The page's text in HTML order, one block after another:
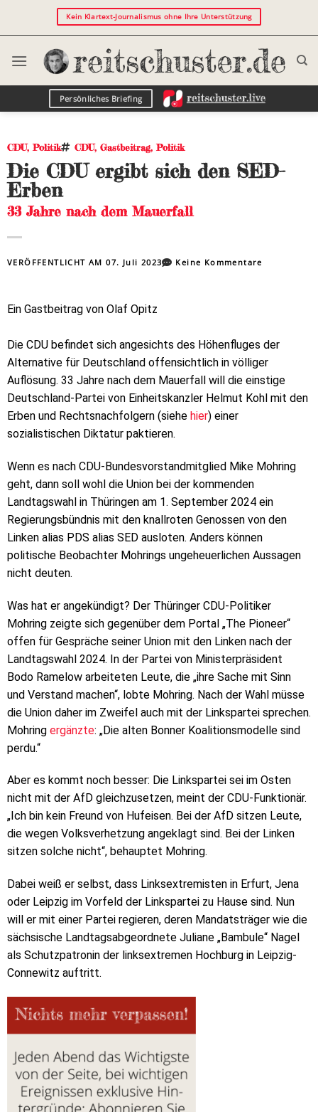
Kein Klartext-Journalismus ohne Ihre Unterstützung
Persönliches Briefing
CDU,Politik CDU, Gastbeitrag,Politik
Die CDU ergibt sich den SED-
Erben
33 Jahre nach dem Mauerfall
VERÖFFENTLICHT AM07. Juli 2023 Keine Kommentare
Ein Gastbeitrag von Olaf Opitz
Die CDU befindet sich angesichts des Höhenfluges der
Alternative für Deutschland offensichtlich in völliger
Auflösung. 33 Jahre nach dem Mauerfall will die einstige
Deutschland-Partei von Einheitskanzler Helmut Kohl mit den
Erben und Rechtsnachfolgern (siehe hier) einer
sozialistischen Diktatur paktieren.
Wenn es nach CDU-Bundesvorstandmitglied Mike Mohring
geht, dann soll wohl die Union bei der kommenden
Landtagswahl in Thüringen am 1. September 2024 ein
Regierungsbündnis mit den knallroten Genossen von den
Linken alias PDS alias SED ausloten. Anders können
politische Beobachter Mohrings ungeheuerlichen Aussagen
nicht deuten.
Was hat er angekündigt? Der Thüringer CDU-Politiker
Mohring zeigte sich gegenüber dem Portal „The Pioneer“
offen für Gespräche seiner Union mit den Linken nach der
Landtagswahl 2024. In der Partei von Ministerpräsident
Bodo Ramelow arbeiteten Leute, die „ihre Sache mit Sinn
und Verstand machen“, lobte Mohring. Nach der Wahl müsse
die Union daher im Zweifel auch mit der Linkspartei sprechen.
Mohring ergänzte: „Die alten Bonner Koalitionsmodelle sind
perdu.“
Aber es kommt noch besser: Die Linkspartei sei im Osten
nicht mit der AfD gleichzusetzen, meint der CDU-Funktionär.
„Ich bin kein Freund von Hufeisen. Bei der AfD sitzen Leute,
die wegen Volksverhetzung angeklagt sind. Bei der Linken
sitzen solche nicht“, behauptet Mohring.
Dabei weiß er selbst, dass Linksextremisten in Erfurt, Jena
oder Leipzig im Vorfeld der Linkspartei zu Hause sind. Nun
will er mit einer Partei regieren, deren Mandatsträger wie die
sächsische Landtagsabgeordnete Juliane „Bambule“ Nagel
als Schutzpatronin der linksextremen Hochburg in Leipzig-
Connewitz auftritt.